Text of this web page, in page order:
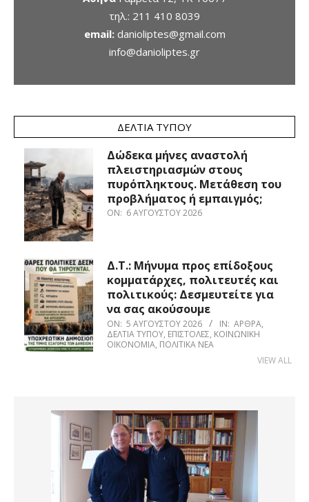
τηλ.: 211 410 8039
email: danioliptes@gmail.com
info@danioliptes.gr
ΔΕΛΤΊΑ ΤΎΠΟΥ
Δώδεκα μήνες αναστολή
πλειστηριασμών στους
πυρόπληκτους. Μετάθεση του
προβλήματος ή εμπαιγμός;
ON: 6 ΑΥΓΟΎΣΤΟΥ 2026
Δ.Τ.: Μήνυμα προς επίδοξους
κομματάρχες, πολιτευτές και
πολιτικούς: Δεσμευτείτε για
να σας ακούσουμε
ON: 5 ΑΥΓΟΎΣΤΟΥ 2026 IN: ΆΡΘΡΑ,
ΔΕΛΤΊΑ ΤΎΠΟΥ, ΕΠΙΣΤΟΛΈΣ, ΚΟΙΝΩΝΙΚΉ
ΟΙΚΟΝΟΜΊΑ, ΠΟΛΙΤΙΚΆ ΝΈΑ
VIEW ALL